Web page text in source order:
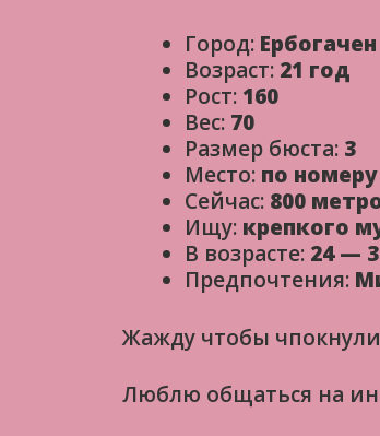
Город: Ербогачен
Возраст: 21 год
Рост: 160
Вес: 70
Размер бюста: 3
Место: по
Сейчас: 800
Ищу: крепкого
В возрасте: 24 —
Предпочтения:
Жажду чтобы
Люблю общаться на